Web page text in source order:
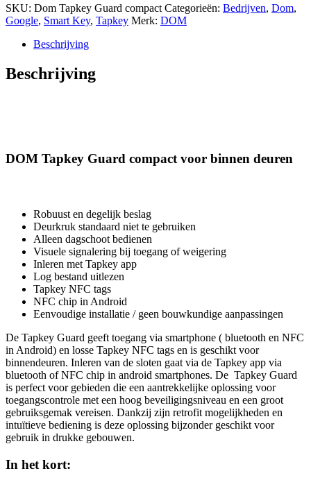
SKU: Dom Tapkey Guard compact Categorieën: Bedrijven, Dom,
Google, Smart Key, Tapkey Merk: DOM
Beschrijving
Beschrijving
DOM Tapkey Guard compact voor binnen deuren
Robuust en degelijk beslag
Deurkruk standaard niet te gebruiken
Alleen dagschoot bedienen
Visuele signalering bij toegang of weigering
Inleren met Tapkey app
Log bestand uitlezen
Tapkey NFC tags
NFC chip in Android
Eenvoudige installatie / geen bouwkundige aanpassingen
De Tapkey Guard geeft toegang via smartphone ( bluetooth en NFC
in Android) en losse Tapkey NFC tags en is geschikt voor
binnendeuren. Inleren van de sloten gaat via de Tapkey app via
bluetooth of NFC chip in android smartphones. De Tapkey Guard
is perfect voor gebieden die een aantrekkelijke oplossing voor
toegangscontrole met een hoog beveiligingsniveau en een groot
gebruiksgemak vereisen. Dankzij zijn retrofit mogelijkheden en
intuïtieve bediening is deze oplossing bijzonder geschikt voor
gebruik in drukke gebouwen.
In het kort: